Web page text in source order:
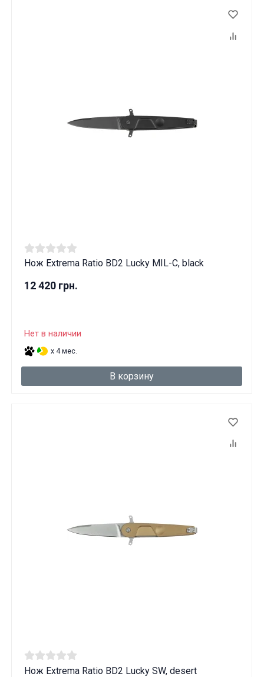
Нож Extrema Ratio BD2 Lucky MIL-C, black
12 420 грн.
Нет в наличии
x 4 мес.
В корзину
Нож Extrema Ratio BD2 Lucky SW, desert